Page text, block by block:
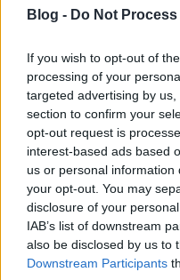
Blog - Do Not
If you wish to opt-out of
processing of your
targeted advertising by
section to confirm your
opt-out request is
interest-based ads based
us or personal
your opt-out. You may
disclosure of your
IAB’s list of downstream
also be disclosed by us to
Downstream Participants
Gombfoci - A
játéka volt a fiúk
társaságban játszható
volt megvásárolható.
A legnépszerűbbnek
díszített változatok
a Triál forgalmazott
gombfocit is.
Most egy ilyen
dobozban. A játékért
szeretne kapni.